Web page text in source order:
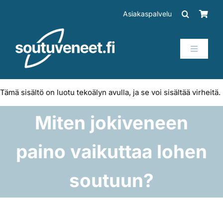
Asiakaspalvelu
Toggle
Perämoottorit
Tämä sisältö on luotu tekoälyn avulla, ja se voi sisältää virheitä.
Miten jokiveneen
paino vaikuttaa lohen
soutuun?